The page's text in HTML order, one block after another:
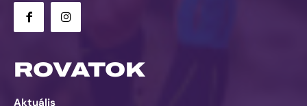
ROVATOK
Aktuális